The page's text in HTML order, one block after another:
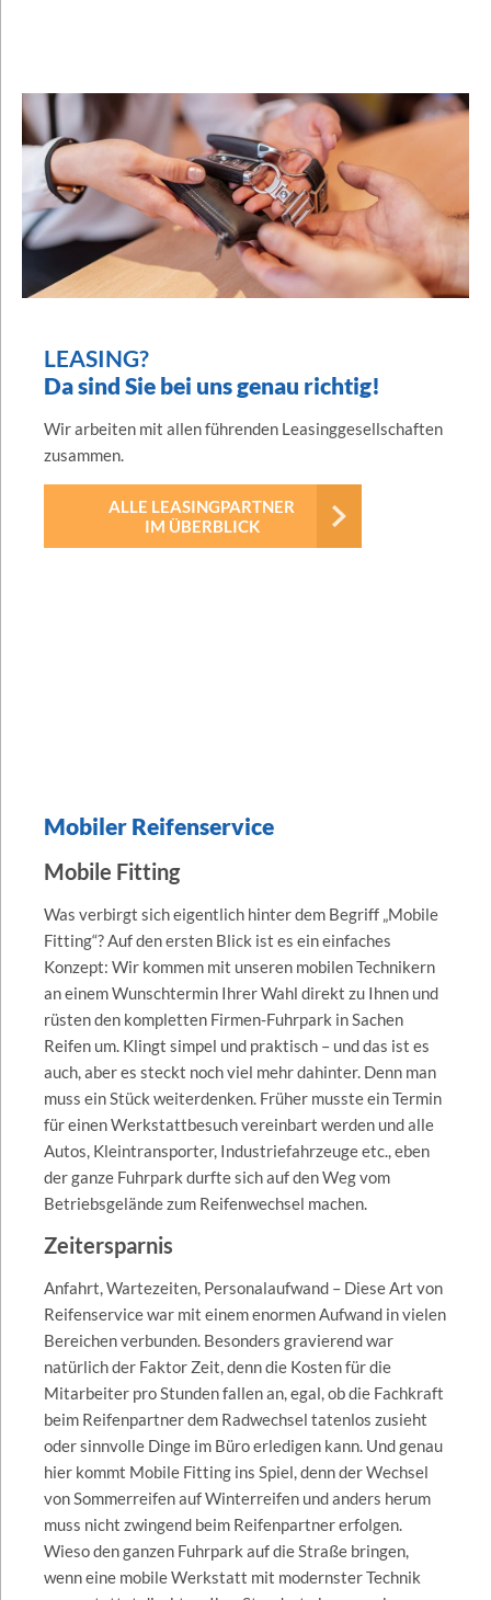
LEASING?
Da sind Sie bei uns genau richtig!
Wir arbeiten mit allen führenden Leasinggesellschaften
zusammen.
ALLE LEASINGPARTNER
IM ÜBERBLICK
Mobiler Reifenservice
Mobile Fitting
Was verbirgt sich eigentlich hinter dem Begriff „Mobile
Fitting“? Auf den ersten Blick ist es ein einfaches
Konzept: Wir kommen mit unseren mobilen Technikern
an einem Wunschtermin Ihrer Wahl direkt zu Ihnen und
rüsten den kompletten Firmen-Fuhrpark in Sachen
Reifen um. Klingt simpel und praktisch – und das ist es
auch, aber es steckt noch viel mehr dahinter. Denn man
muss ein Stück weiterdenken. Früher musste ein Termin
für einen Werkstattbesuch vereinbart werden und alle
Autos, Kleintransporter, Industriefahrzeuge etc., eben
der ganze Fuhrpark durfte sich auf den Weg vom
Betriebsgelände zum Reifenwechsel machen.
Zeitersparnis
Anfahrt, Wartezeiten, Personalaufwand – Diese Art von
Reifenservice war mit einem enormen Aufwand in vielen
Bereichen verbunden. Besonders gravierend war
natürlich der Faktor Zeit, denn die Kosten für die
Mitarbeiter pro Stunden fallen an, egal, ob die Fachkraft
beim Reifenpartner dem Radwechsel tatenlos zusieht
oder sinnvolle Dinge im Büro erledigen kann. Und genau
hier kommt Mobile Fitting ins Spiel, denn der Wechsel
von Sommerreifen auf Winterreifen und anders herum
muss nicht zwingend beim Reifenpartner erfolgen.
Wieso den ganzen Fuhrpark auf die Straße bringen,
wenn eine mobile Werkstatt mit modernster Technik